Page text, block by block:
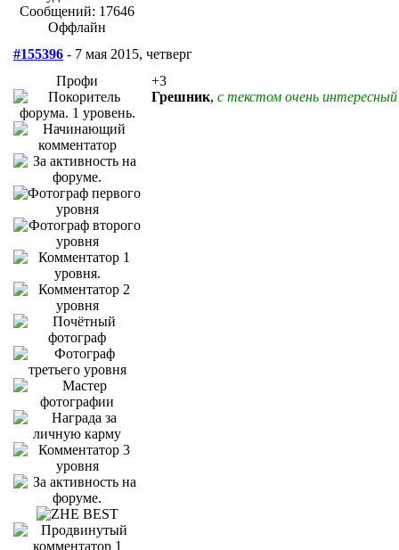
Сообщений: 17646
Оффлайн
#155396 - 7 мая 2015, четверг
Профи
+3
Грешник, с текстом очень